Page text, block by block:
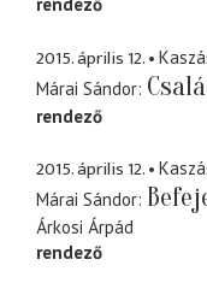
rendező
2015. április 12.
Márai Sándor
rendező
2015. április 12.
Márai Sándor
Árkosi Árpád
rendező